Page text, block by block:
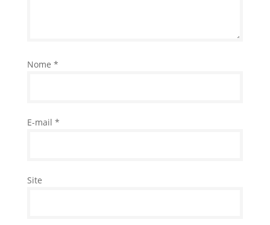
Nome *
E-mail *
Site